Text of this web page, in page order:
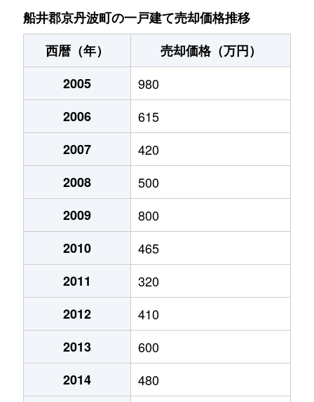
船井郡京丹波町の一戸建て売却価格推移
西暦（年）
売却価格（万円）
2005
980
2006
615
2007
420
2008
500
2009
800
2010
465
2011
320
2012
410
2013
600
2014
480